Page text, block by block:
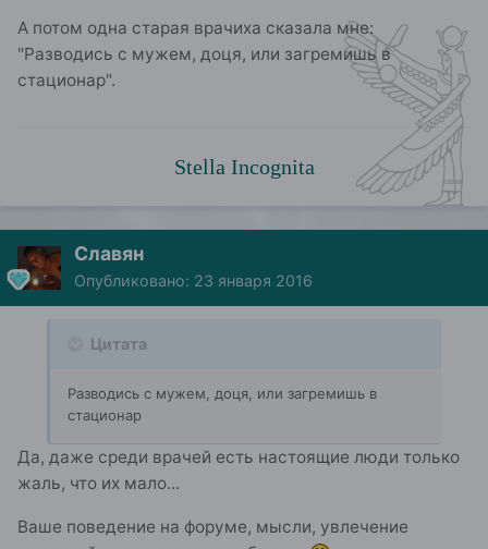
А потом одна старая врачиха сказала мне:
"Разводись с мужем, доця, или загремишь в
стационар".
Stella Incognita
Славян
Опубликовано: 23 января 2016
Цитата
Разводись с мужем, доця, или загремишь в
стационар
Да, даже среди врачей есть настоящие люди только
жаль, что их мало...
Ваше поведение на форуме, мысли, увлечение